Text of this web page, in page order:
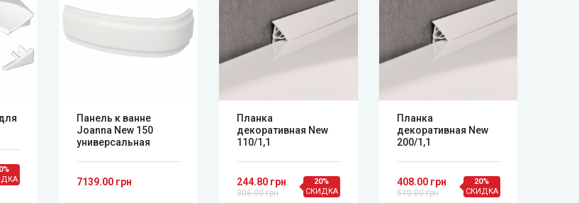
Панель к ванне
Joanna New 150
универсальная
7139.00 грн
Планка
декоративная New
110/1,1
244.80 грн
306.00 грн
20%
СКИДКА
Планка
декоративная New
200/1,1
408.00 грн
510.00 грн
20%
СКИДКА